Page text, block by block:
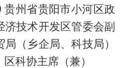
贵州省贵阳市小河区政
济技术开发区管委会副
（乡企局、科技局）
科协主席（兼）